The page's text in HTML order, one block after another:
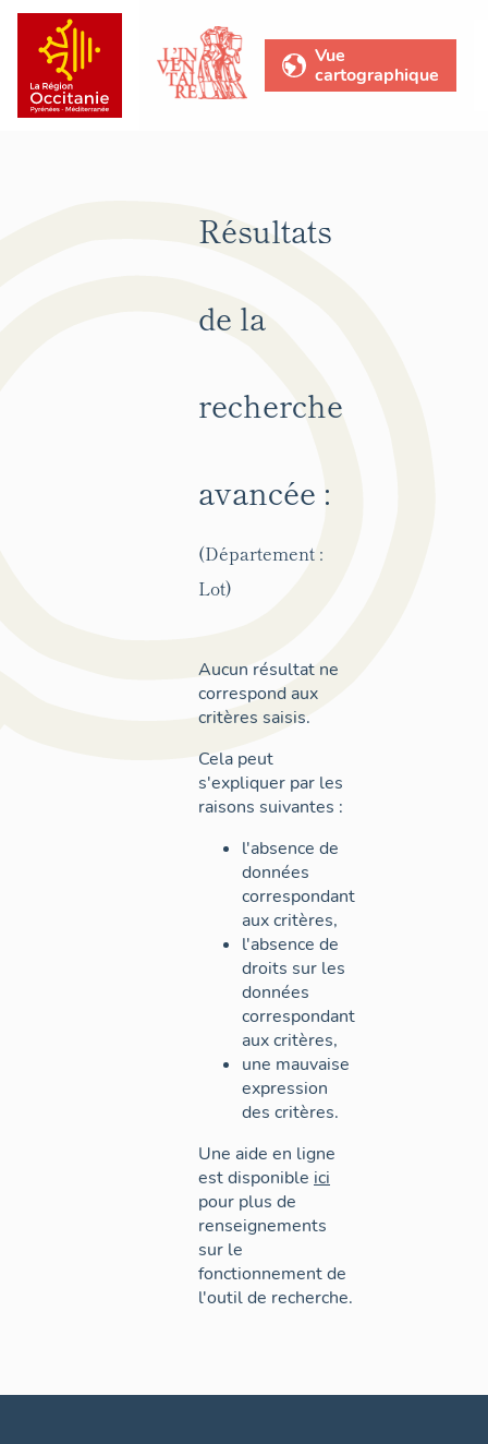
Vue
cartographique
Résultats
de la
recherche
avancée :
(Département :
Lot)
Aucun résultat ne
correspond aux
critères saisis.
Cela peut
s'expliquer par les
raisons suivantes :
l'absence de
données
correspondant
aux critères,
l'absence de
droits sur les
données
correspondant
aux critères,
une mauvaise
expression
des critères.
Une aide en ligne
est disponible ici
pour plus de
renseignements
sur le
fonctionnement de
l'outil de recherche.